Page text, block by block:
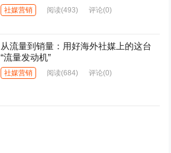
社媒营销 阅读(493) 评论(0)
从流量到销量：用好海外社媒上的这台
“流量发动机”
社媒营销 阅读(684) 评论(0)